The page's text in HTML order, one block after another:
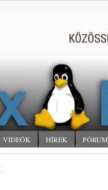
VIDEÓK HÍREK FÓRUM